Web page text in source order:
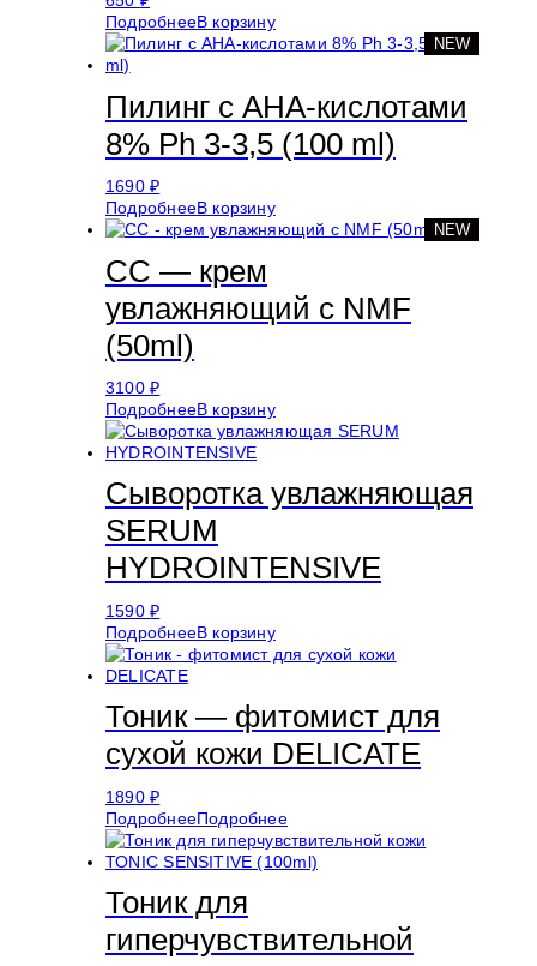
ПодробнееВ корзину
NEW
Пилинг с АНА-кислотами
8% Ph 3-3,5 (100 ml)
1690₽
ПодробнееВ корзину
NEW
СС — крем
увлажняющий с NMF
(50ml)
3100₽
ПодробнееВ корзину
Сыворотка увлажняющая
SERUM
HYDROINTENSIVE
1590₽
ПодробнееВ корзину
Тоник — фитомист для
сухой кожи DELICATE
1890₽
ПодробнееПодробнее
Тоник для
гиперчувствительной